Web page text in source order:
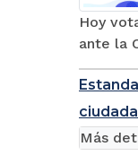
Hoy
ante la
Más